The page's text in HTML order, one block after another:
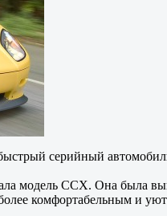
серийный
модель CCX. Она была
комфортабельным и